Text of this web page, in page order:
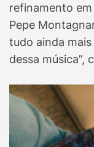
refinamento
Pepe
tudo ainda
dessa música”,